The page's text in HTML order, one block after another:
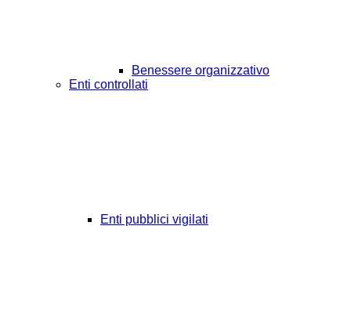
Benessere organizzativo
Enti controllati
Enti pubblici vigilati